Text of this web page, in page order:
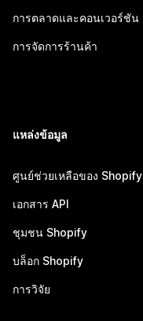
การตลาดและคอนเวอร์ชัน
การจัดการร้านค้า
แหล่งข้อมูล
ศูนย์ช่วยเหลือของ Shopify
เอกสาร API
ชุมชน Shopify
บล็อก Shopify
การวิจัย